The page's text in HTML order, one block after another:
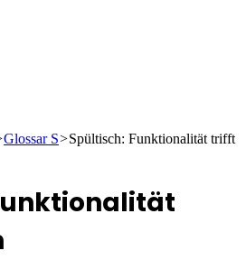
Glossar S>Spültisch: Funktionalität trifft